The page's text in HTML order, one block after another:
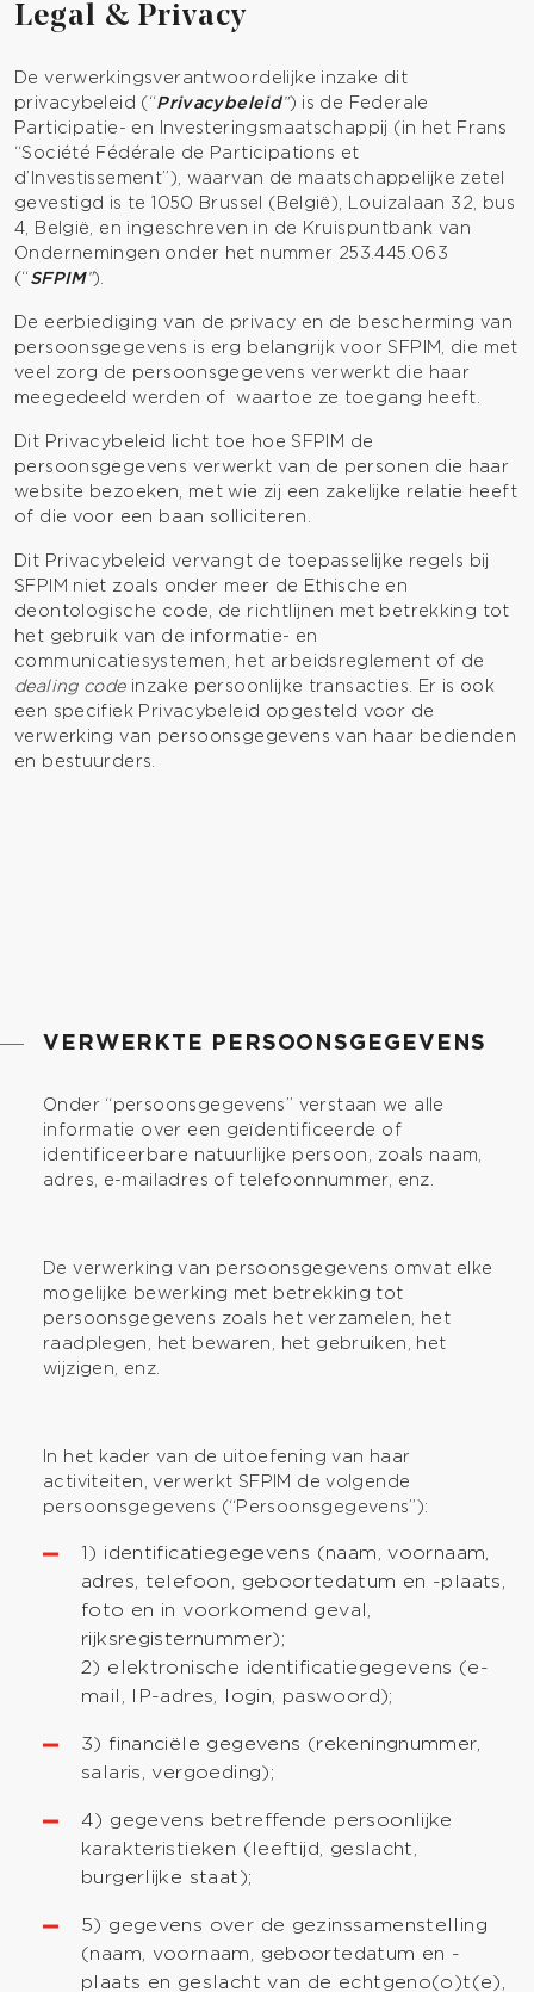
Legal & Privacy
De verwerkingsverantwoordelijke inzake dit
privacybeleid (“Privacybeleid”) is de Federale
Participatie- en Investeringsmaatschappij (in het Frans
“Société Fédérale de Participations et
d’Investissement”), waarvan de maatschappelijke zetel
gevestigd is te 1050 Brussel (België), Louizalaan 32, bus
4, België, en ingeschreven in de Kruispuntbank van
Ondernemingen onder het nummer 253.445.063
(“ SFPIM”).
De eerbiediging van de privacy en de bescherming van
persoonsgegevens is erg belangrijk voor SFPIM, die met
veel zorg de persoonsgegevens verwerkt die haar
meegedeeld werden of waartoe ze toegang heeft.
Dit Privacybeleid licht toe hoe SFPIM de
persoonsgegevens verwerkt van de personen die haar
website bezoeken, met wie zij een zakelijke relatie heeft
of die voor een baan solliciteren.
Dit Privacybeleid vervangt de toepasselijke regels bij
SFPIM niet zoals onder meer de Ethische en
deontologische code, de richtlijnen met betrekking tot
het gebruik van de informatie- en
communicatiesystemen, het arbeidsreglement of de
dealing codeinzake persoonlijke transacties. Er is ook
een specifiek Privacybeleid opgesteld voor de
verwerking van persoonsgegevens van haar bedienden
en bestuurders.
VERWERKTE PERSOONSGEGEVENS
Onder “persoonsgegevens” verstaan we alle
informatie over een geïdentificeerde of
identificeerbare natuurlijke persoon, zoals naam,
adres, e-mailadres of telefoonnummer, enz.
De verwerking van persoonsgegevens omvat elke
mogelijke bewerking met betrekking tot
persoonsgegevens zoals het verzamelen, het
raadplegen, het bewaren, het gebruiken, het
wijzigen, enz.
In het kader van de uitoefening van haar
activiteiten, verwerkt SFPIM de volgende
persoonsgegevens (“Persoonsgegevens”):
1) identificatiegegevens (naam, voornaam,
adres, telefoon, geboortedatum en -plaats,
foto en in voorkomend geval,
rijksregisternummer);
2) elektronische identificatiegegevens (e-
mail, IP-adres, login, paswoord);
3) financiële gegevens (rekeningnummer,
salaris, vergoeding);
4) gegevens betreffende persoonlijke
karakteristieken (leeftijd, geslacht,
burgerlijke staat);
5) gegevens over de gezinssamenstelling
(naam, voornaam, geboortedatum en -
plaats en geslacht van de echtgeno(o)t(e),